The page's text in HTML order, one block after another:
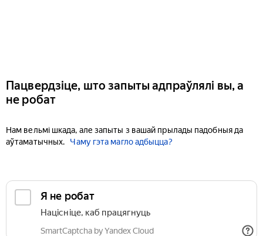
Пацвердзіце, што запыты адпраўлялі вы, а
не робат
Нам вельмі шкада, але запыты з вашай прылады падобныя да
аўтаматычных.
Чаму гэта магло адбыцца?
Я не робат
Націсніце, каб працягнуць
SmartCaptcha by Yandex Cloud